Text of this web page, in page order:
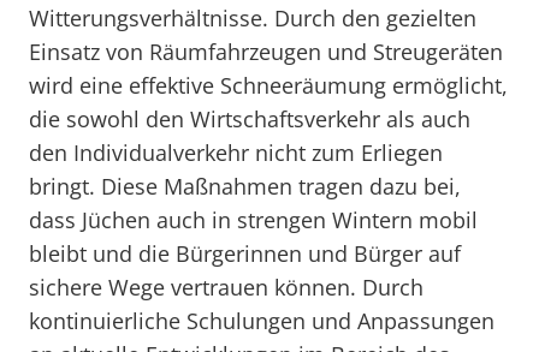
Witterungsverhältnisse. Durch den gezielten
Einsatz von Räumfahrzeugen und Streugeräten
wird eine effektive Schneeräumung ermöglicht,
die sowohl den Wirtschaftsverkehr als auch
den Individualverkehr nicht zum Erliegen
bringt. Diese Maßnahmen tragen dazu bei,
dass Jüchen auch in strengen Wintern mobil
bleibt und die Bürgerinnen und Bürger auf
sichere Wege vertrauen können. Durch
kontinuierliche Schulungen und Anpassungen